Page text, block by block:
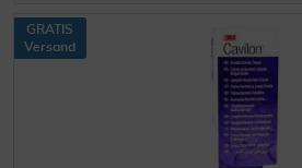
GRATIS
Versand